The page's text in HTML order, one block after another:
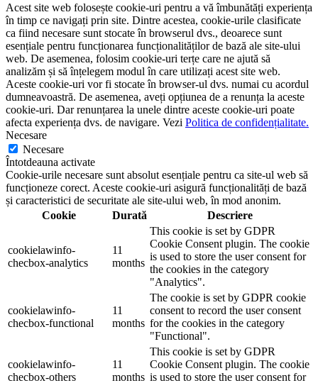
Acest site web folosește cookie-uri pentru a vă îmbunătăți experiența
în timp ce navigați prin site. Dintre acestea, cookie-urile clasificate
ca fiind necesare sunt stocate în browserul dvs., deoarece sunt
esențiale pentru funcționarea funcționalităților de bază ale site-ului
web. De asemenea, folosim cookie-uri terțe care ne ajută să
analizăm și să înțelegem modul în care utilizați acest site web.
Aceste cookie-uri vor fi stocate în browser-ul dvs. numai cu acordul
dumneavoastră. De asemenea, aveți opțiunea de a renunța la aceste
cookie-uri. Dar renunțarea la unele dintre aceste cookie-uri poate
afecta experiența dvs. de navigare. Vezi Politica de confidențialitate.
Necesare
Necesare
Întotdeauna activate
Cookie-urile necesare sunt absolut esențiale pentru ca site-ul web să
funcționeze corect. Aceste cookie-uri asigură funcționalități de bază
și caracteristici de securitate ale site-ului web, în ​​mod anonim.
Cookie
Durată Descriere
cookielawinfo-
checbox-analytics
11
months
This cookie is set by GDPR
Cookie Consent plugin. The cookie
is used to store the user consent for
the cookies in the category
"Analytics".
cookielawinfo-
checbox-functional
11
months
The cookie is set by GDPR cookie
consent to record the user consent
for the cookies in the category
"Functional".
cookielawinfo-
checbox-others
11
months
This cookie is set by GDPR
Cookie Consent plugin. The cookie
is used to store the user consent for